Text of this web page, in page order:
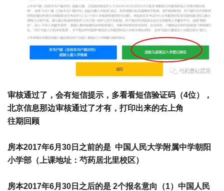
审核通过了，会有短信提示，多看看短信验证码（4位），
北京信息那边审核通过了才有，打印出来的右上角
往期回顾
房本2017年6月30日 之前的是 中国人民大学附属中学朝阳
小学部（上课地址：芍药居北里校区）
房本2017年6月30日 之后的是 2个报名意向（1）中国人民